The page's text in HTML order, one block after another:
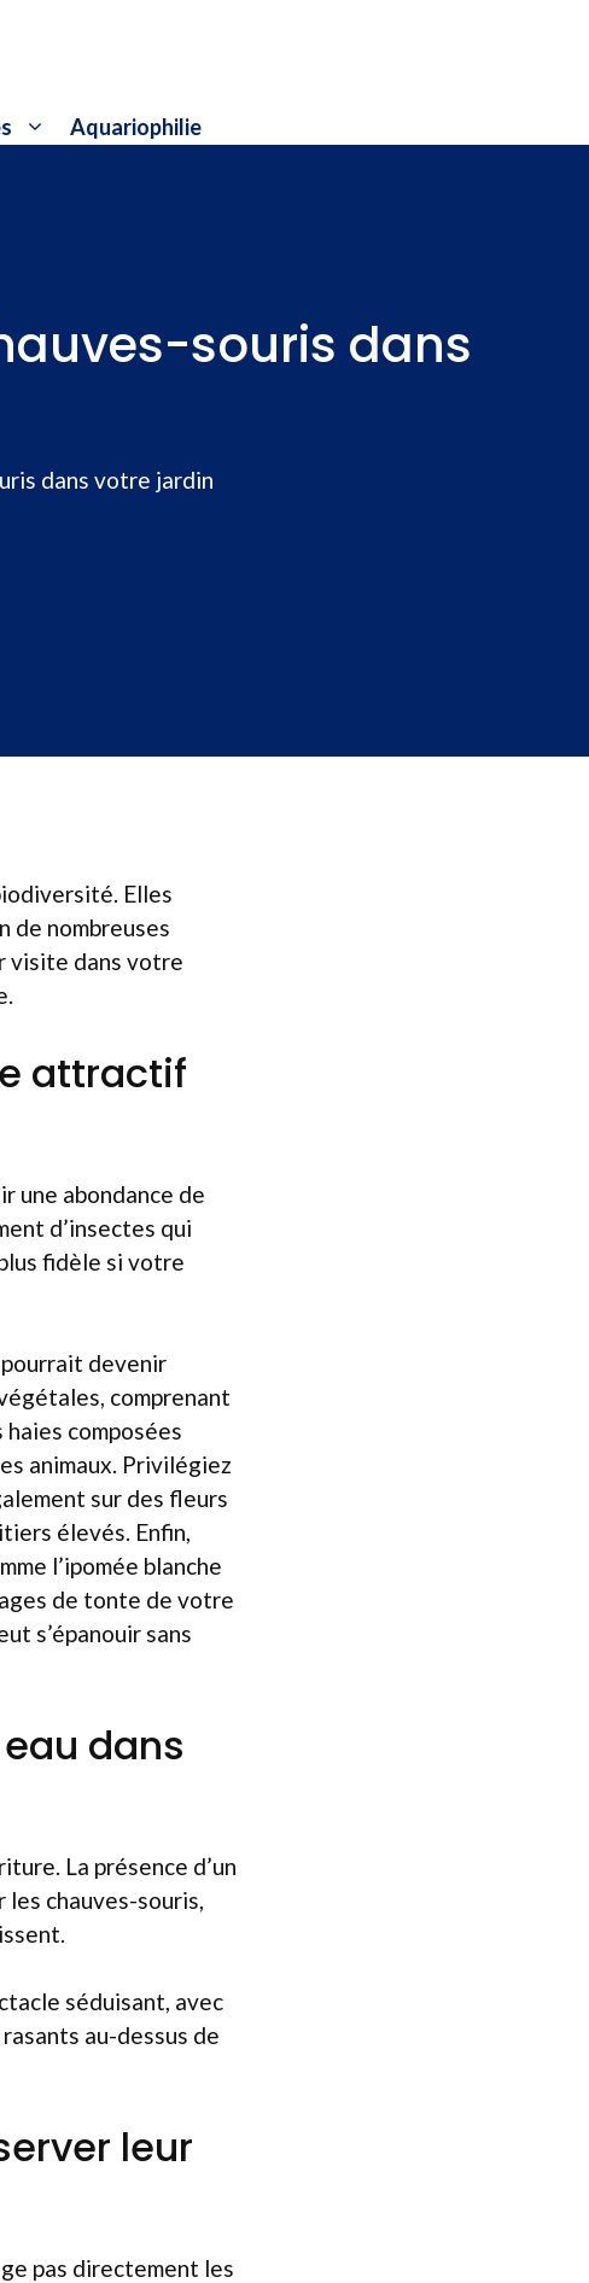
Aquariophilie
souris dans
dans votre jardin
Elles
de nombreuses
visite dans votre
attractif
une abondance de
d’insectes qui
fidèle si votre
devenir
comprenant
composées
animaux. Privilégiez
sur des fleurs
élevés. Enfin,
l’ipomée blanche
de tonte de votre
s’épanouir sans
dans
La présence d’un
chauves-souris,
séduisant, avec
au-dessus de
leur
pas directement les